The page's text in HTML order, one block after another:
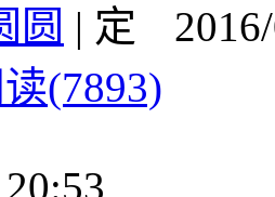
圆 |
(7893)